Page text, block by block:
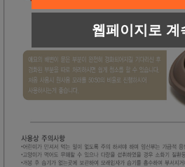
웹페이지로 계